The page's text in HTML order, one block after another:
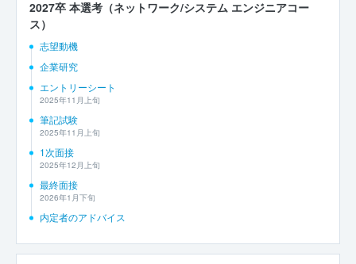
2027卒 本選考（ネットワーク/システム エンジニアコー
ス）
志望動機
企業研究
エントリーシート
2025年11月上旬
筆記試験
2025年11月上旬
1次面接
2025年12月上旬
最終面接
2026年1月下旬
内定者のアドバイス